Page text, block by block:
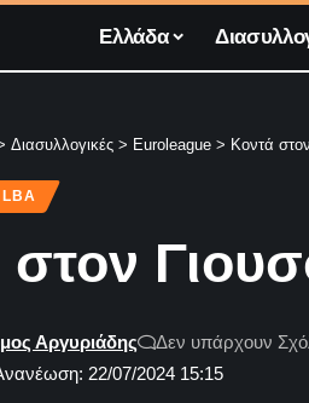
Ελλάδα
Διασυλλογικές > Euroleague > Κοντά
LBA
στον
22/07/2024 15:15
Αργυριάδης Δεν υπάρχουν